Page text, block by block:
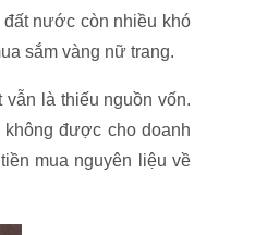
nước còn nhiều khó
sắm vàng nữ trang.
là thiếu nguồn vốn.
được cho doanh
mua nguyên liệu về